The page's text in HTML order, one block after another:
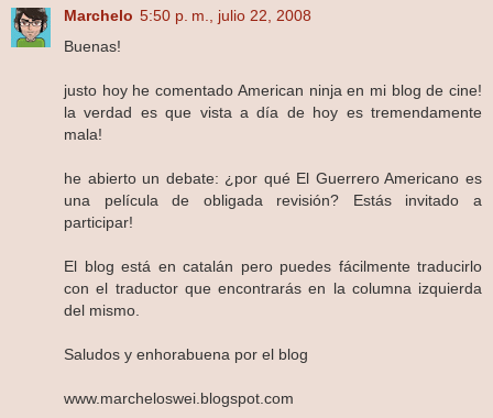
Marchelo 5:50 p. m., julio 22, 2008
Buenas!
justo hoy he comentado American ninja en mi blog de cine!
la verdad es que vista a día de hoy es tremendamente
mala!
he abierto un debate: ¿por qué El Guerrero Americano es
una película de obligada revisión? Estás invitado a
participar!
El blog está en catalán pero puedes fácilmente traducirlo
con el traductor que encontrarás en la columna izquierda
del mismo.
Saludos y enhorabuena por el blog
www.marcheloswei.blogspot.com